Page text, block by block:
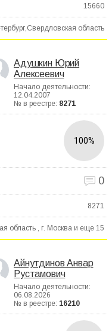
15660
область
Адушкин Юрий
Алексеевич
Начало деятельности:
12.04.2007
№ в реестре: 8271
100%
0
8271
область , г. Москва и еще 15
Айнутдинов Анвар
Рустамович
Начало деятельности:
06.08.2026
№ в реестре: 16210